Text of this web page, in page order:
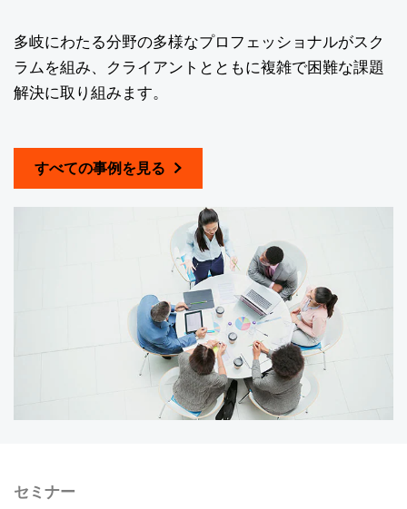
多岐にわたる分野の多様なプロフェッショナルがスク
ラムを組み、クライアントとともに複雑で困難な課題
解決に取り組みます。
すべての事例を見る
セミナー